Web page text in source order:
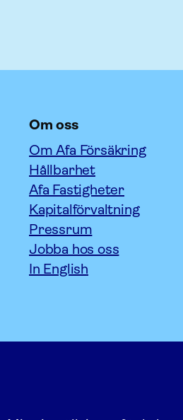
Om oss
Om Afa Försäkring
Hållbarhet
Afa Fastigheter
Kapitalförvaltning
Pressrum
Jobba hos oss
In English